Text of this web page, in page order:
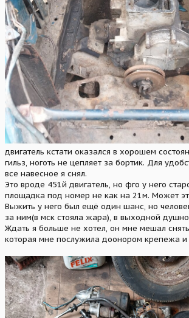
двигатель кстати оказался в хорошем
гильз, ноготь не цепляет за бортик. Для
все навесное я снял.
Это вроде 451й двигатель, но фго у него
площадка под номер не как на 21м. Может
Выжить у него был ещё один шанс, но
за ним(в мск стояла жара), в выходной
Ждать я больше не хотел, он мне мешал
которая мне послужила доонором крепежа и